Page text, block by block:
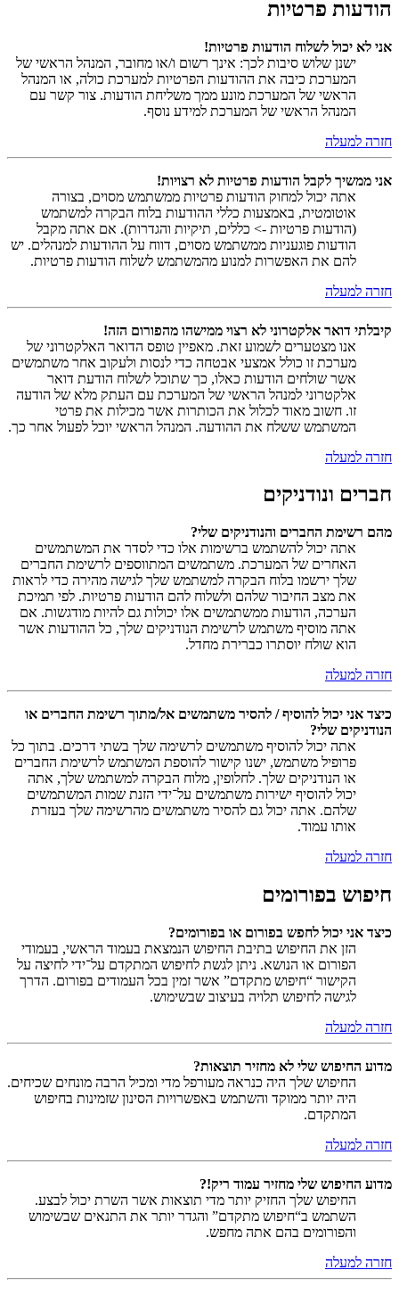
הודעות פרטיות
אני לא יכול לשלוח הודעות פרטיות!
ישנן שלוש סיבות לכך: אינך רשום ו/או מחובר, המנהל הראשי של
המערכת כיבה את ההודעות הפרטיות למערכת כולה, או המנהל
הראשי של המערכת מונע ממך משליחת הודעות. צור קשר עם
המנהל הראשי של המערכת למידע נוסף.
חזרה למעלה
אני ממשיך לקבל הודעות פרטיות לא רצויות!
אתה יכול למחוק הודעות פרטיות ממשתמש מסוים, בצורה
אוטומטית, באמצעות כללי ההודעות בלוח הבקרה למשתמש
(הודעות פרטיות -> כללים, תיקיות והגדרות). אם אתה מקבל
הודעות פוגעניות ממשתמש מסוים, דווח על ההודעות למנהלים. יש
להם את האפשרות למנוע מהמשתמש לשלוח הודעות פרטיות.
חזרה למעלה
קיבלתי דואר אלקטרוני לא רצוי ממישהו מהפורום הזה!
אנו מצטערים לשמוע זאת. מאפיין טופס הדואר האלקטרוני של
מערכת זו כולל אמצעי אבטחה כדי לנסות ולעקוב אחר משתמשים
אשר שולחים הודעות כאלו, כך שתוכל לשלוח הודעת דואר
אלקטרוני למנהל הראשי של המערכת עם העתק מלא של הודעה
זו. חשוב מאוד לכלול את הכותרות אשר מכילות את פרטי
המשתמש ששלח את ההודעה. המנהל הראשי יוכל לפעול אחר כך.
חזרה למעלה
חברים ונודניקים
מהם רשימת החברים והנודניקים שלי?
אתה יכול להשתמש ברשימות אלו כדי לסדר את המשתמשים
האחרים של המערכת. משתמשים המתווספים לרשימת החברים
שלך ירשמו בלוח הבקרה למשתמש שלך לגישה מהירה כדי לראות
את מצב החיבור שלהם ולשלוח להם הודעות פרטיות. לפי תמיכת
הערכה, הודעות ממשתמשים אלו יכולות גם להיות מודגשות. אם
אתה מוסיף משתמש לרשימת הנודניקים שלך, כל ההודעות אשר
הוא שולח יוסתרו כברירת מחדל.
חזרה למעלה
כיצד אני יכול להוסיף / להסיר משתמשים אל/מתוך רשימת החברים או
הנודניקים שלי?
אתה יכול להוסיף משתמשים לרשימה שלך בשתי דרכים. בתוך כל
פרופיל משתמש, ישנו קישור להוספת המשתמש לרשימת החברים
או הנודניקים שלך. לחלופין, מלוח הבקרה למשתמש שלך, אתה
יכול להוסיף ישירות משתמשים על־ידי הזנת שמות המשתמשים
שלהם. אתה יכול גם להסיר משתמשים מהרשימה שלך בעזרת
אותו עמוד.
חזרה למעלה
חיפוש בפורומים
כיצד אני יכול לחפש בפורום או בפורומים?
הזן את החיפוש בתיבת החיפוש הנמצאת בעמוד הראשי, בעמודי
הפורום או הנושא. ניתן לגשת לחיפוש המתקדם על־ידי לחיצה על
הקישור “חיפוש מתקדם” אשר זמין בכל העמודים בפורום. הדרך
לגישה לחיפוש תלויה בעיצוב שבשימוש.
חזרה למעלה
מדוע החיפוש שלי לא מחזיר תוצאות?
החיפוש שלך היה כנראה מעורפל מדי ומכיל הרבה מונחים שכיחים.
היה יותר ממוקד והשתמש באפשרויות הסינון שזמינות בחיפוש
המתקדם.
חזרה למעלה
מדוע החיפוש שלי מחזיר עמוד ריק!?
החיפוש שלך החזיק יותר מדי תוצאות אשר השרת יכול לבצע.
השתמש ב“חיפוש מתקדם” והגדר יותר את התנאים שבשימוש
והפורומים בהם אתה מחפש.
חזרה למעלה